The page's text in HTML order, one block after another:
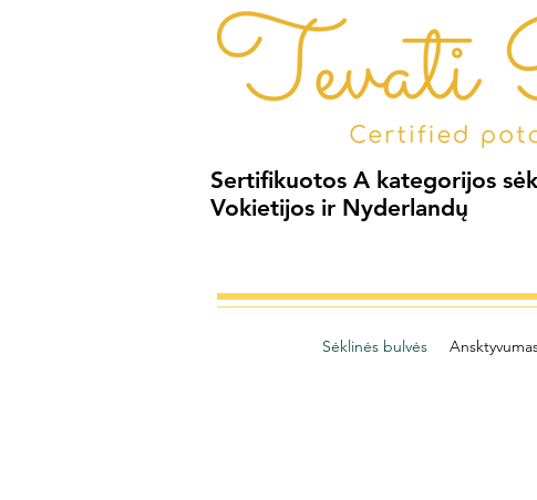
Sertifikuotos A kategorijos
Vokietijos ir Nyderlandų
Sėklinės bulvės